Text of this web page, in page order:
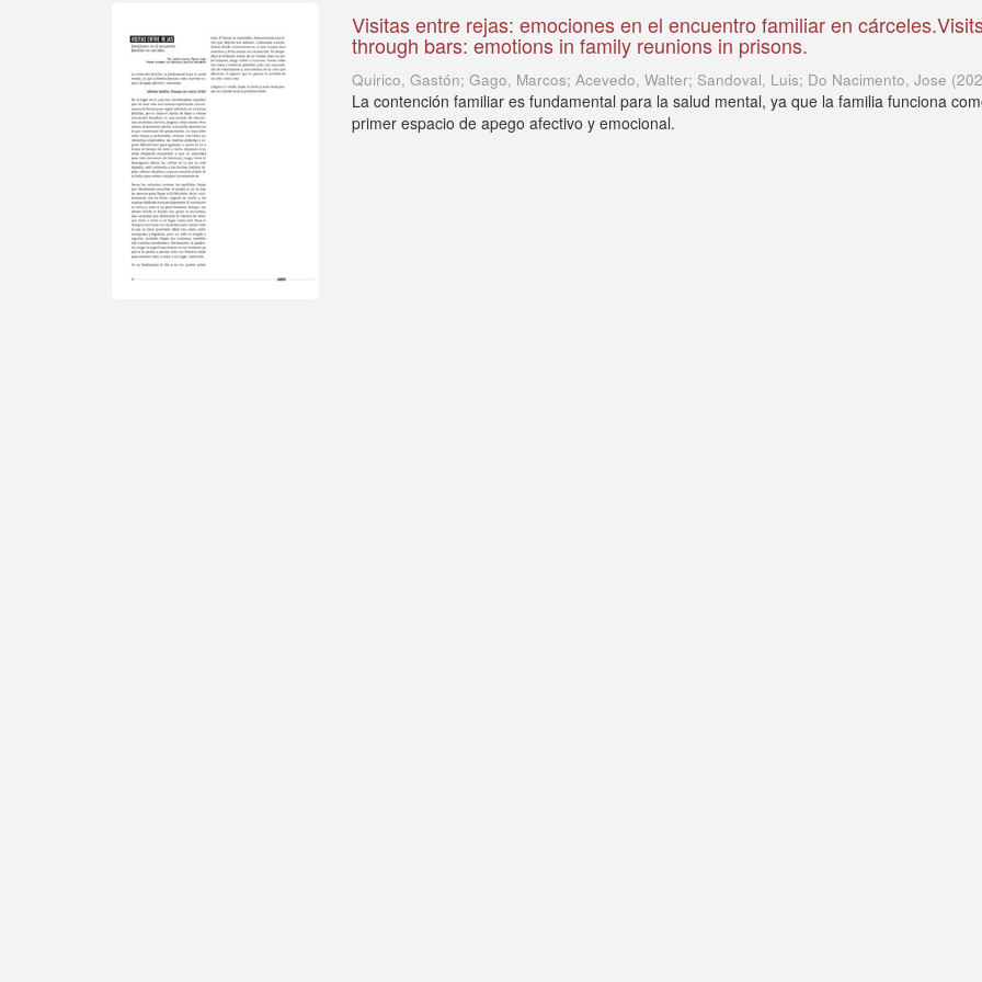
Visitas entre rejas: emociones en el encuentro familiar en
through bars: emotions in family reunions in prisons.
Quirico, Gastón; Gago, Marcos; Acevedo, Walter; Sandoval, Luis; Do Nacimento, Jose (
La contención familiar es fundamental para la salud mental, ya que la familia funciona
primer espacio de apego afectivo y emocional.